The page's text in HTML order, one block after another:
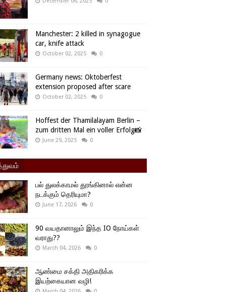
Manchester: 2 killed in synagogue
car, knife attack
October 02, 2025 0
Germany news: Oktoberfest
extension proposed after scare
October 02, 2025 0
Hoffest der Thamilalayam Berlin –
zum dritten Mal ein voller Erfolg📸
June 29, 2025 0
பல் துலக்காமல் தூங்கினால் என்ன
நடக்கும் தெரியுமா?
June 17, 2026 0
90 வயதானாலும் இந்த IO நோய்கள்
வராது??
March 04, 2026 0
ஆண்மை சக்தி அதிகரிக்க
இயற்கையான வழி!